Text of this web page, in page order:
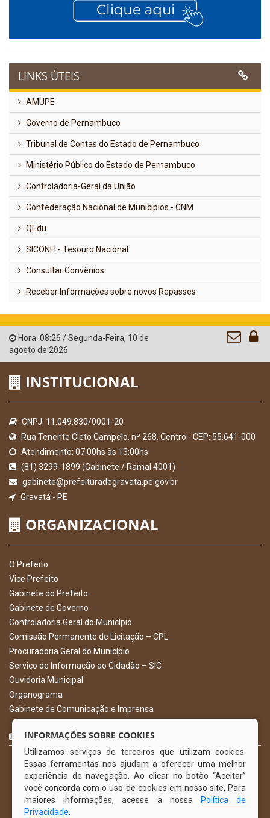
LINKS ÚTEIS
AMUPE
Governo de Pernambuco
Tribunal de Contas do Estado de Pernambuco
Ministério Público do Estado de Pernambuco
Controladoria-Geral da União
Confederação Nacional de Municípios - CNM
QEdu
SICONFI - Tesouro Nacional
Consultar Convênios
Receber Informações sobre novos Repasses
Hora: 08:26 /Segunda-Feira, 10 de
agosto de 2026
INSTITUCIONAL
CNPJ: 11.049.830/0001-20
Rua Tenente Cleto Campelo, nº 268, Centro - CEP: 55.641-000
Atendimento: 07:00hs às 13:00hs
(81) 3299-1899 (Gabinete / Ramal 4001)
gabinete@prefeituradegravata.pe.gov.br
Gravatá - PE
ORGANIZACIONAL
O Prefeito
Vice Prefeito
Gabinete do Prefeito
Gabinete de Governo
Controladoria Geral do Município
Comissão Permanente de Licitação – CPL
Procuradoria Geral do Município
Serviço de Informação ao Cidadão – SIC
Ouvidoria Municipal
Organograma
Gabinete de Comunicação e Imprensa
CURTA NOSSA FAN PAGE
INFORMAÇÕES SOBRE COOKIES
Utilizamos serviços de terceiros que utilizam cookies.
Essas ferramentas nos ajudam a oferecer uma melhor
experiência de navegação. Ao clicar no botão “Aceitar”
você concorda com o uso de cookies em nosso site. Para
maiores informações, acesse a nossa
Política de
Privacidade